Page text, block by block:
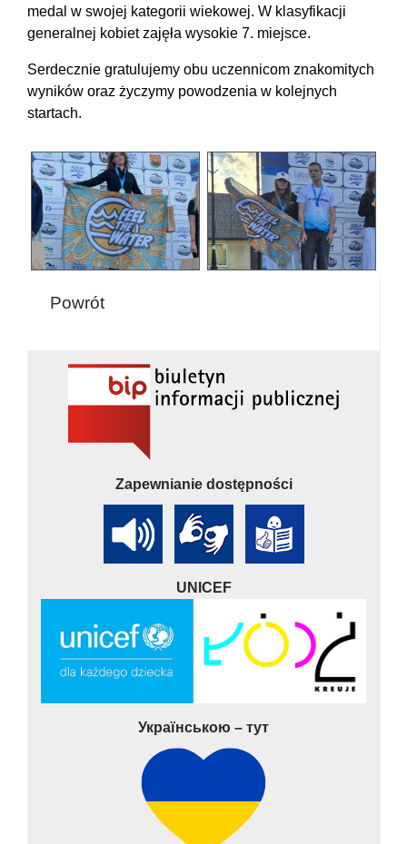
medal w swojej kategorii wiekowej. W klasyfikacji
generalnej kobiet zajęła wysokie 7. miejsce.
Serdecznie gratulujemy obu uczennicom znakomitych
wyników oraz życzymy powodzenia w kolejnych
startach.
Powrót
Zapewnianie dostępności
UNICEF
Українською – тут